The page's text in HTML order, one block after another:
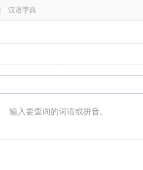
汉语字典
输入要查询的词语或拼音。